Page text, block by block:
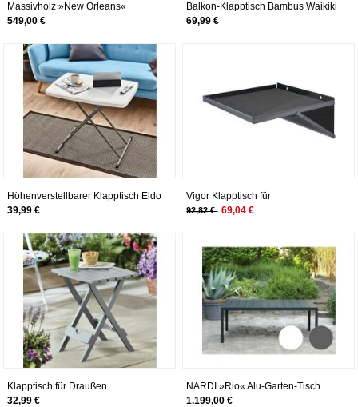
Massivholz »New Orleans«
Klapptisch 120x55x80 cm
549,00 €
Balkon-Klapptisch Bambus Waikiki
WENKO
69,99 €
Höhenverstellbarer Klapptisch Eldo
39,99 €
Vigor Klapptisch für
Werkstattwagen max. 25 kg
92,82 € 69,04 €
Klapptisch für Draußen
Gainsborough
32,99 €
NARDI »Rio« Alu-Garten-Tisch
ausziehbar 140 cm / anthrazit
1.199,00 €